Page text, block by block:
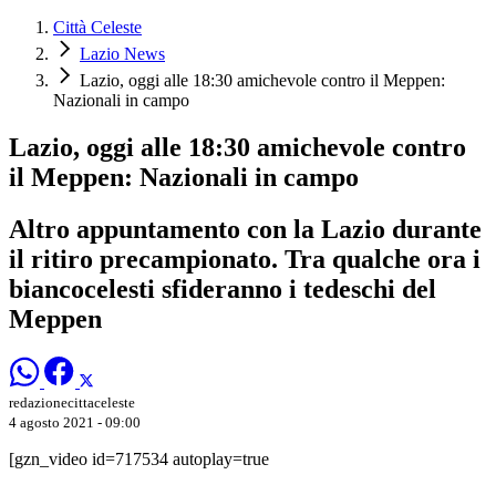
Città Celeste
Lazio News
Lazio, oggi alle 18:30 amichevole contro il Meppen:
Nazionali in campo
Lazio, oggi alle 18:30 amichevole contro
il Meppen: Nazionali in campo
Altro appuntamento con la Lazio durante
il ritiro precampionato. Tra qualche ora i
biancocelesti sfideranno i tedeschi del
Meppen
redazionecittaceleste
4 agosto 2021 - 09:00
[gzn_video id=717534 autoplay=true